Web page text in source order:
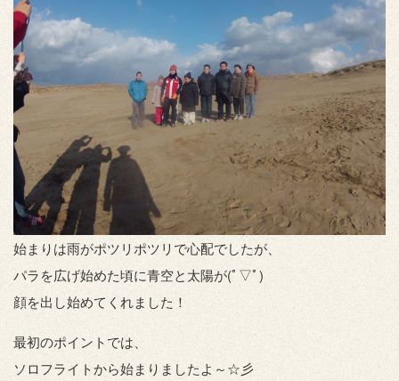
始まりは雨がポツリポツリで心配でしたが、
パラを広げ始めた頃に青空と太陽が(ﾟ▽ﾟ)
顔を出し始めてくれました！
最初のポイントでは、
ソロフライトから始まりましたよ～☆彡